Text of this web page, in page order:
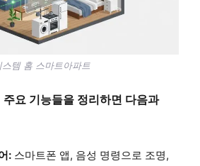
스템 홈 스마트아파트
요 기능들을 정리하면 다음과
: 스마트폰 앱, 음성 명령으로 조명,